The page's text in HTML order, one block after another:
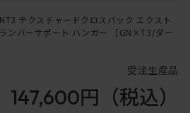
テクスチャードクロスバック エクスト
ンバーサポート ハンガー ［GN×T3/ダー
受注生産品
147,600円 （税込）